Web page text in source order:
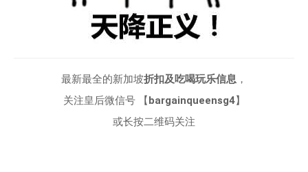
最新最全的新加坡折扣及吃喝玩乐信息 ，
关注皇后微信号 【bargainqueensg4】
或长按二维码关注